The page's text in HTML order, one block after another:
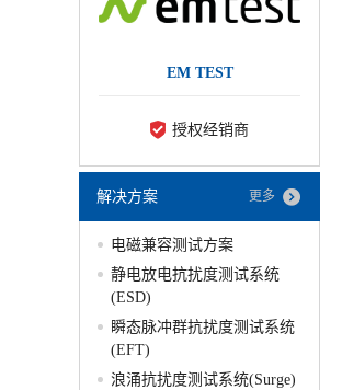
EM TEST
授权经销商
解决方案 更多
电磁兼容测试方案
静电放电抗扰度测试系统
(ESD)
瞬态脉冲群抗扰度测试系统
(EFT)
浪涌抗扰度测试系统(Surge)